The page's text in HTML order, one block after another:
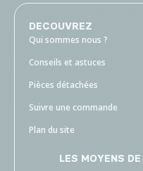
DECOUVREZ
Qui sommes nous ?
Conseils et astuces
Pièces détachées
Suivre une commande
Plan du site
LES MOYENS